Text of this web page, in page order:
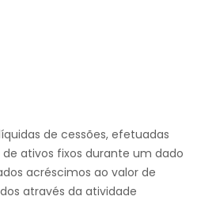
de cessões, efetuadas
ativos fixos durante um dado
acréscimos ao valor de
através da atividade